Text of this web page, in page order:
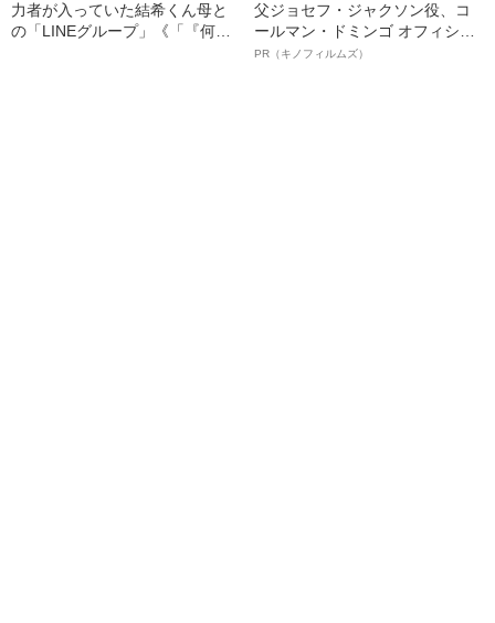
力者が入っていた結希くん母と
の「LINEグループ」《「『何か
父ジョセフ・ジャクソン役、コ
ールマン・ドミンゴ オフィシャ
ルインタビュー“観客を魅了した
PR（キノフィルムズ）